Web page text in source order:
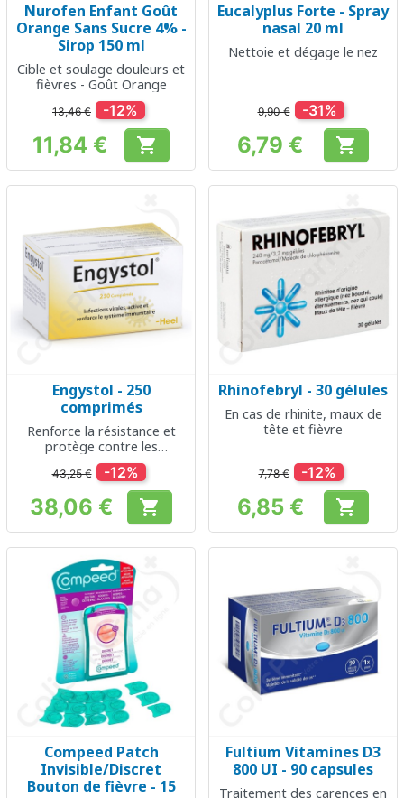
Nurofen Enfant Goût
Orange Sans Sucre 4% -
Sirop 150 ml
Cible et soulage douleurs et
fièvres - Goût Orange
13,46 € -12%
Prix
11,84 € 
Eucalyplus Forte - Spray
nasal 20 ml
Nettoie et dégage le nez
9,90 € -31%
Prix
6,79 € 
Engystol - 250
comprimés
Renforce la résistance et
protège contre les
infections virales
43,25 € -12%
Prix
38,06 € 
Rhinofebryl - 30 gélules
En cas de rhinite, maux de
tête et fièvre
7,78 € -12%
Prix
6,85 € 
Compeed Patch
Invisible/Discret
Bouton de fièvre - 15
Fultium Vitamines D3
800 UI - 90 capsules
Traitement des carences en